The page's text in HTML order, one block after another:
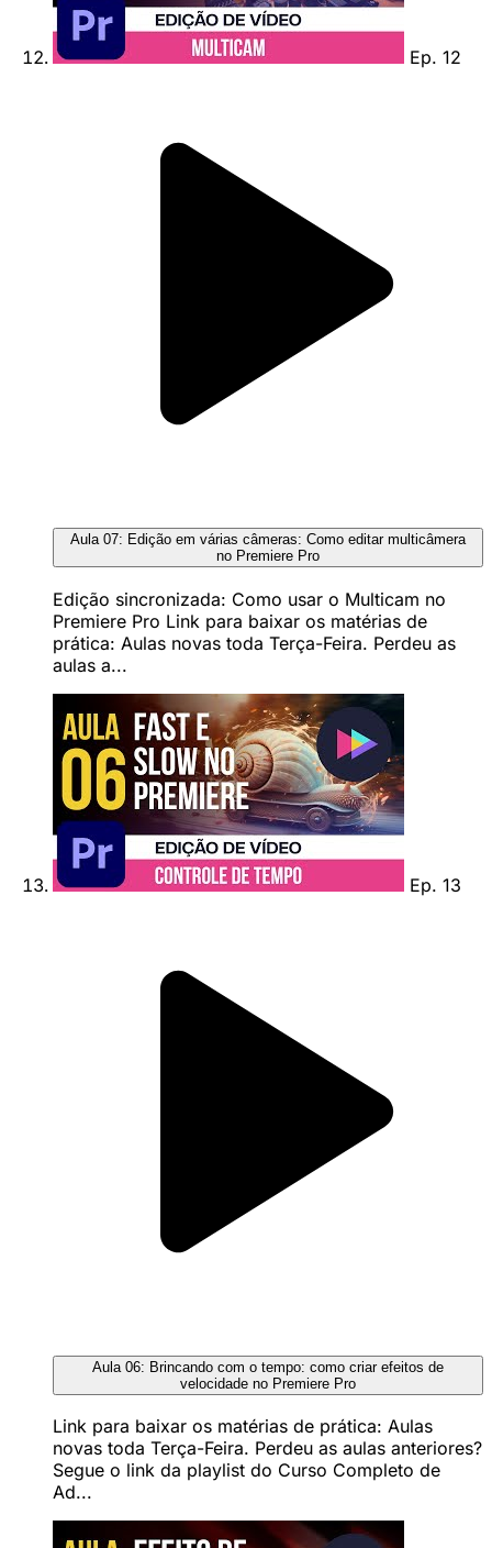
Ep. 12
Aula 07: Edição em várias câmeras: Como editar multicâmera
no Premiere Pro
Edição sincronizada: Como usar o Multicam no
Premiere Pro Link para baixar os matérias de
prática: Aulas novas toda Terça-Feira. Perdeu as
aulas a...
Ep. 13
Aula 06: Brincando com o tempo: como criar efeitos de
velocidade no Premiere Pro
Link para baixar os matérias de prática: Aulas
novas toda Terça-Feira. Perdeu as aulas anteriores?
Segue o link da playlist do Curso Completo de
Ad...